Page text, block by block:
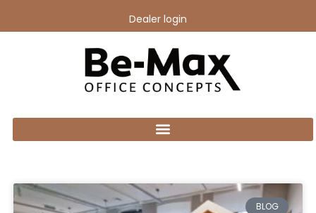
Dealer login
BLOG